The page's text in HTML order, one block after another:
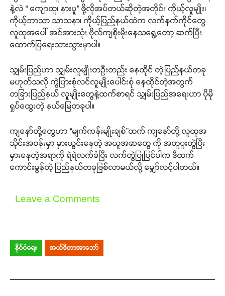
နဲ့လဲ “ ကျောထူ၊ နားပူ” ဖို့လိုအပ်တယ်ဆိုတဲ့အတိုင်း ကိုယ့်လူမျိုး၊
ကိုယ့်ဘာသာ သာသနာ၊ ကိုယ့်ပြည်နယ်ထဲက လက်နက်ကိုင်တွေ
လူထုအပေါ် အင်အားသုံး ဗိုလ်ကျစိုးမိုးနေသရွေ့တော့ ဆက်ပြီး
ထောက်ပြရေးသားသွားမှာပါ။
သျှမ်းပြည်ဟာ သျှမ်းလူမျိုးတဦးတည်း နေထိုင် တဲ့ပြည်နယ်တခု
မဟုတ်သလို ကွဲပြားစုံလင်လူမျိုးပေါင်းစုံ နေထိုင်တဲ့အတွက်
တခြားပြည်နယ် လူမျိုးတွေနဲ့ထက်စာရင် သျှမ်းပြည်အရေးဟာ ပိုမို
ရှုပ်ထွေးတဲ့ နယ်မြေတခုပါ။
ကျနော်တို့တွေဟာ “မျက်ကန်းမျိုးချစ်”ထက် ကျနော်တို့ လူထုအ
သိုင်းအဝန်းမှာ မှားယွင်းနေတဲ့ အယူအဆတွေ ကို အတူပူးတွဲပြီး
မှားနေတဲ့အရာကို ရဲရဲလက်ခံပြီး လက်တွဲပြုပြင်ပါက ဒီထက်
ကောင်းမွန်တဲ့ ပြည်နယ်တခုဖြစ်လာမယ်လို့ မျှော်လင့်ပါတယ်။
Leave a Comments
နိုင်ငံရေး အယ်ဒီတာအာဘော်